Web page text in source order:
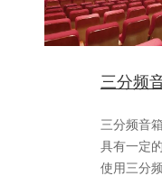
三分频
三分频音箱
具有一定的
使用三分频